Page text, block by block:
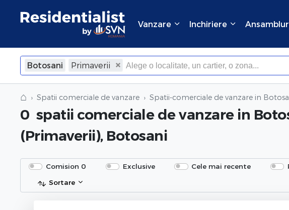
Vanzare Inchiriere
Botosani Primaverii
×Inchide
⌂ Spatii comerciale de vanzare Spatii-comerciale de vanzare in
0 spatii comerciale de vanzare in
(Primaverii), Botosani
Comision 0 Exclusive Cele mai recente
Sortare